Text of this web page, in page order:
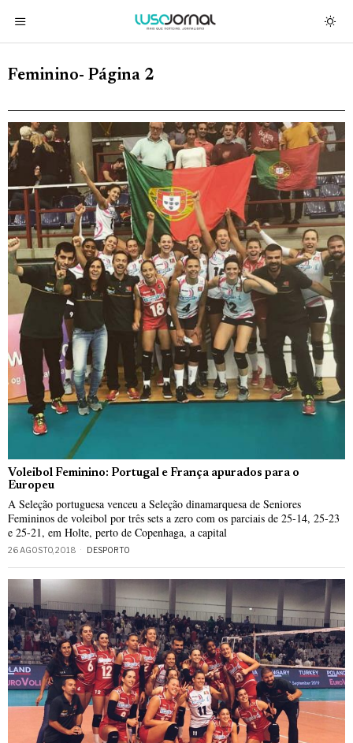
Feminino- Página 2
Voleibol Feminino: Portugal e França apurados para o
Europeu
A Seleção portuguesa venceu a Seleção dinamarquesa de Seniores
Femininos de voleibol por três sets a zero com os parciais de 25-14, 25-23
e 25-21, em Holte, perto de Copenhaga, a capital
26 AGOSTO, 2018 DESPORTO